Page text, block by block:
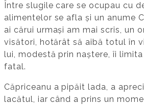
Între slugile care se ocupau cu
alimentelor se afla și un anume
ai cărui urmași am mai scris, un
visători, hotărât să aibă totul în
lui, modestă prin naștere, îi
fatal.
Căpriceanu a pipăit lada, a
lacătul, iar când a prins un